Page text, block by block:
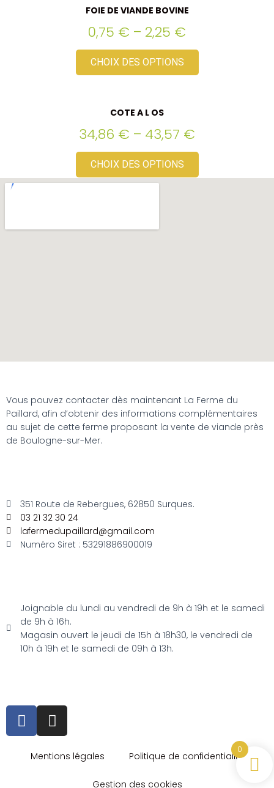
FOIE DE VIANDE BOVINE
0,75 € – 2,25 €
CHOIX DES OPTIONS
COTE A L OS
34,86 € – 43,57 €
CHOIX DES OPTIONS
Vous pouvez contacter dès maintenant La Ferme du
Paillard, afin d’obtenir des informations complémentaires
au sujet de cette ferme proposant la vente de viande près
de Boulogne-sur-Mer.
351 Route de Rebergues, 62850 Surques.
03 21 32 30 24
lafermedupaillard@gmail.com
Numéro Siret : 53291886900019
Joignable du lundi au vendredi de 9h à 19h et le samedi
de 9h à 16h.
Magasin ouvert le jeudi de 15h à 18h30, le vendredi de
10h à 19h et le samedi de 09h à 13h.
Mentions légales Politique de confidentialité
Gestion des cookies
0